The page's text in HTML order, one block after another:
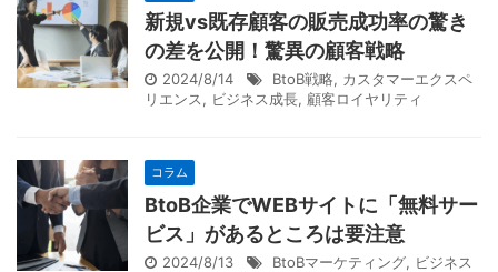
新規vs既存顧客の販売成功率の驚き
の差を公開！驚異の顧客戦略
2024/8/14 BtoB戦略, カスタマーエクスペ
リエンス, ビジネス成長, 顧客ロイヤリティ
コラム
BtoB企業でWEBサイトに「無料サー
ビス」があるところは要注意
2024/8/13 BtoBマーケティング, ビジネス